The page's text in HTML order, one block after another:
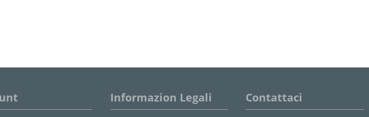
Informazion Legali
Contattaci